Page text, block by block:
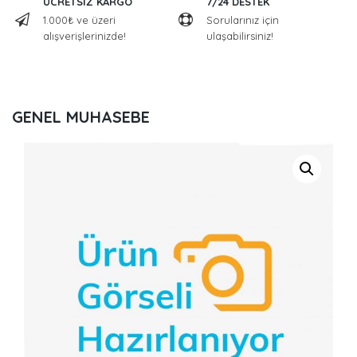
1.000₺ ve üzeri
alışverişlerinizde!
Sorularınız için
ulaşabilirsiniz!
GENEL MUHASEBE